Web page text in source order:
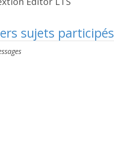
sujets participés